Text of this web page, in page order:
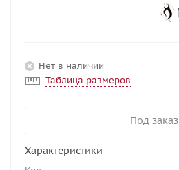
Нет в наличии
Таблица размеров
Под заказ
Характеристики